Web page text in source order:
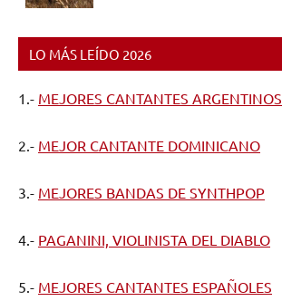
LO MÁS LEÍDO 2026
1.- MEJORES CANTANTES ARGENTINOS
2.- MEJOR CANTANTE DOMINICANO
3.- MEJORES BANDAS DE SYNTHPOP
4.- PAGANINI, VIOLINISTA DEL DIABLO
5.- MEJORES CANTANTES ESPAÑOLES